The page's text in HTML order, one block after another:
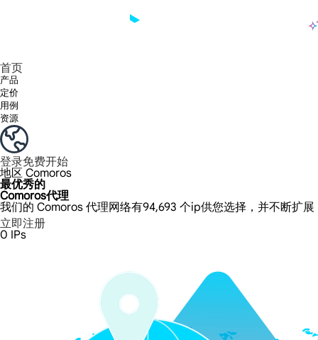
首页
产品
定价
用例
资源
登录免费开始
地区 Comoros
最优秀的
Comoros代理
我们的 Comoros 代理网络有94,693 个ip供您选择，并不断扩
立即注册
0 IPs